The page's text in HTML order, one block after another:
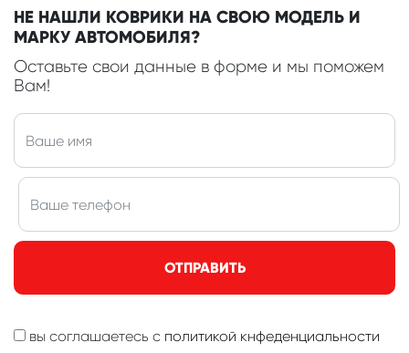
НЕ НАШЛИ КОВРИКИ НА СВОЮ МОДЕЛЬ И
МАРКУ АВТОМОБИЛЯ?
Оставьте свои данные в форме и мы поможем
Вам!
ОТПРАВИТЬ
вы соглашаетесь с политикой кнфеденциальности